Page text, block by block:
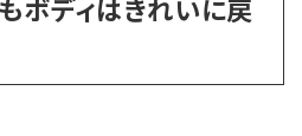
ボディはきれいに戻